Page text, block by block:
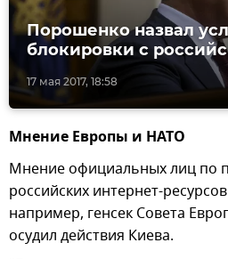
17 мая 2017, 18:58
Порошенко назвал
блокировки с
Мнение Европы и НАТО
Мнение официальных лиц по
российских интернет-
например, генсек Совета
осудил действия Киева.